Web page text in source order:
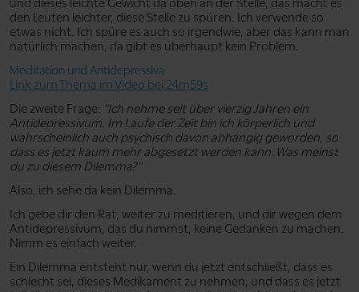
und dieses leichte Gewicht da oben an der Stelle, das macht es
den Leuten leichter, diese Stelle zu spüren. Ich verwende so
etwas nicht. Ich spüre es auch so irgendwie, aber das kann man
natürlich machen, da gibt es überhaupt kein Problem.
Meditation und Antidepressiva
Link zum Thema im Video bei 24m59s
Die zweite Frage: "Ich nehme seit über vierzig Jahren ein
Antidepressivum. Im Laufe der Zeit bin ich körperlich und
wahrscheinlich auch psychisch davon abhängig geworden, so
dass es jetzt kaum mehr abgesetzt werden kann. Was meinst
du zu diesem Dilemma?"
Also, ich sehe da kein Dilemma.
Ich gebe dir den Rat, weiter zu meditieren, und dir wegen dem
Antidepressivum, das du nimmst, keine Gedanken zu machen.
Nimm es einfach weiter.
Ein Dilemma entsteht nur, wenn du jetzt entschließt, dass es
schlecht sei, dieses Medikament zu nehmen, und dass es jetzt